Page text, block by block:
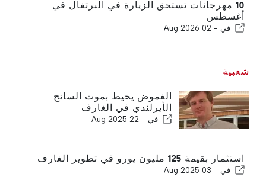
10 مهرجانات تستحق الزيارة في البرتغال في
أغسطس
في - 02 Aug 2026
شعبية
الغموض يحيط بموت السائح
الأيرلندي في الغارف
في - 22 Aug 2025
استثمار بقيمة 125 مليون يورو في تطوير الغارف
في - 03 Aug 2025